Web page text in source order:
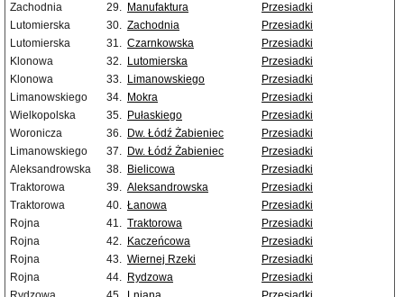
Zachodnia
29. Manufaktura
Przesiadki
Lutomierska
30. Zachodnia
Przesiadki
Lutomierska
31. Czarnkowska
Przesiadki
Klonowa
32. Lutomierska
Przesiadki
Klonowa
33. Limanowskiego
Przesiadki
Limanowskiego
34. Mokra
Przesiadki
Wielkopolska
35. Pułaskiego
Przesiadki
Woronicza
36. Dw. Łódź Żabieniec
Przesiadki
Limanowskiego
37. Dw. Łódź Żabieniec
Przesiadki
Aleksandrowska
38. Bielicowa
Przesiadki
Traktorowa
39. Aleksandrowska
Przesiadki
Traktorowa
40. Łanowa
Przesiadki
Rojna
41. Traktorowa
Przesiadki
Rojna
42. Kaczeńcowa
Przesiadki
Rojna
43. Wiernej Rzeki
Przesiadki
Rojna
44. Rydzowa
Przesiadki